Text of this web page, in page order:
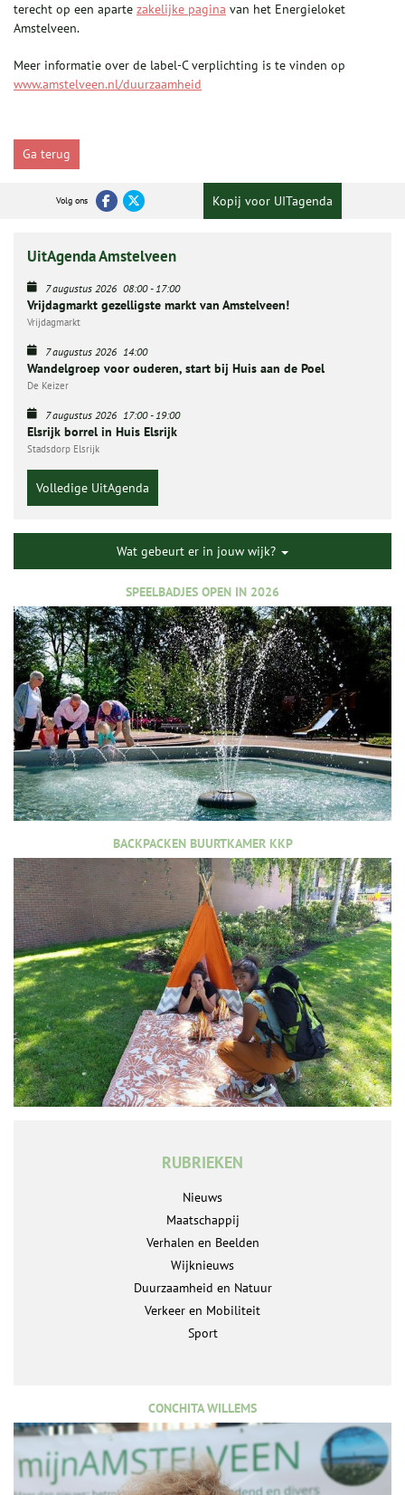
terecht op een aparte zakelijke pagina van het Energieloket
Amstelveen.
Meer informatie over de label-C verplichting is te vinden op
www.amstelveen.nl/duurzaamheid
Ga terug
Volg ons Kopij voor UITagenda
UitAgenda Amstelveen
7 augustus 2026 08:00-17:00
Vrijdagmarkt gezelligste markt van Amstelveen!
Vrijdagmarkt
7 augustus 2026 14:00
Wandelgroep voor ouderen, start bij Huis aan de Poel
De Keizer
7 augustus 2026 17:00-19:00
Elsrijk borrel in Huis Elsrijk
Stadsdorp Elsrijk
Volledige UitAgenda
Wat gebeurt er in jouw wijk?
SPEELBADJES OPEN IN 2026
BACKPACKEN BUURTKAMER KKP
RUBRIEKEN
Nieuws
Maatschappij
Verhalen en Beelden
Wijknieuws
Duurzaamheid en Natuur
Verkeer en Mobiliteit
Sport
CONCHITA WILLEMS